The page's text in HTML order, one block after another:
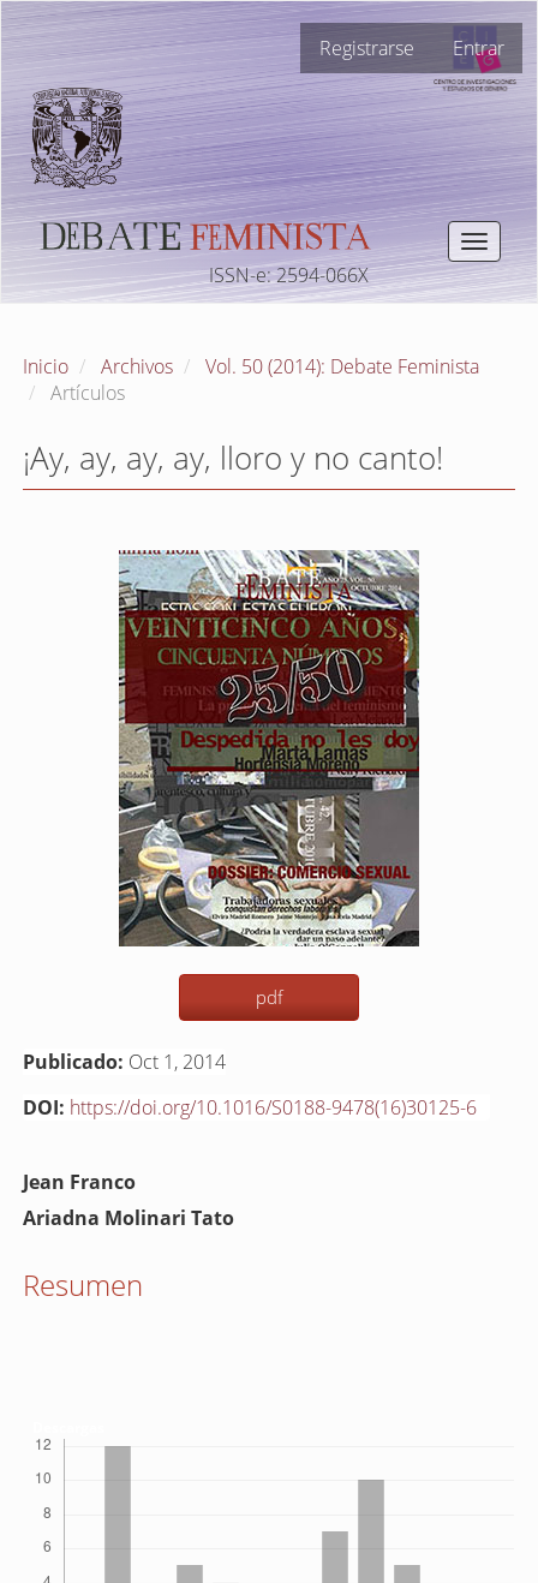
Navegación
principal
Contenido
principal
Barra
lateral
Registrarse Entrar
Toggle
ISSN-e: 2594-066X
Inicio Archivos
Vol. 50 (2014): Debate Feminista
Artículos
¡Ay, ay, ay, ay, lloro y no canto!
pdf
Publicado: Oct 1, 2014
DOI: https://doi.org/10.1016/S0188-9478(16)30125-6
Contenido
principal
artículo
Jean Franco
Ariadna Molinari Tato
Resumen